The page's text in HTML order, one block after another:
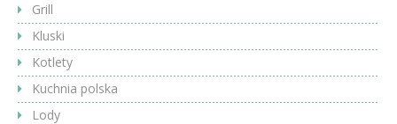
Grill
Kluski
Kotlety
Kuchnia polska
Lody